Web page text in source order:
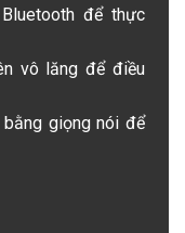
để thực
vô lăng để điều
giọng nói để